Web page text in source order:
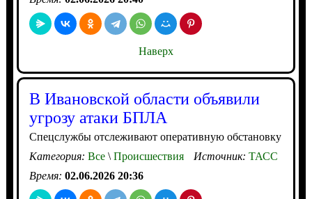
Наверх
В Ивановской области объявили
угрозу атаки БПЛА
Спецслужбы отслеживают оперативную обстановку
Категория: Все\Происшествия Источник: ТАСС
Время: 02.06.2026 20:36